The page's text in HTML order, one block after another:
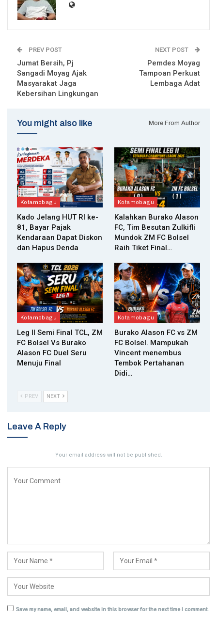
PREV POST
Jumat Bersih, Pj
Sangadi Moyag Ajak
Masyarakat Jaga
Kebersihan Lingkungan
NEXT POST
Pemdes Moyag
Tampoan Perkuat
Lembaga Adat
You might also like More From Author
Kotamobagu
Kado Jelang HUT RI ke-
81, Bayar Pajak
Kendaraan Dapat Diskon
dan Hapus Denda
Kotamobagu
Kalahkan Burako Alason
FC, Tim Besutan Zulkifli
Mundok ZM FC Bolsel
Raih Tiket Final…
Kotamobagu
Leg II Semi Final TCL, ZM
FC Bolsel Vs Burako
Alason FC Duel Seru
Menuju Final
Kotamobagu
Burako Alason FC vs ZM
FC Bolsel. Mampukah
Vincent menembus
Tembok Pertahanan
Didi…
PREV NEXT
Leave A Reply
Your email address will not be published.
Save my name, email, and website in this browser for the next time I comment.